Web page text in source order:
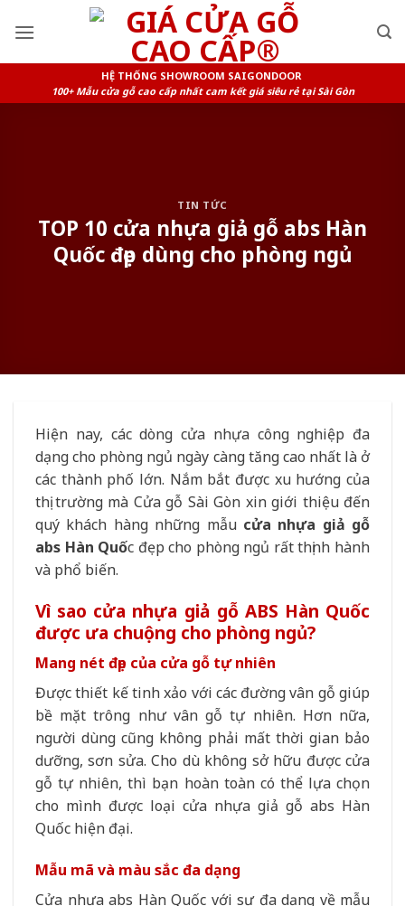
HỆ THỐNG SHOWROOM SAIGONDOOR
100+ Mẫu cửa gỗ cao cấp nhất cam kết giá siêu rẻ tại Sài Gòn
TIN TỨC
TOP 10 cửa nhựa giả gỗ abs Hàn
Quốc đẹp dùng cho phòng ngủ
Hiện nay, các dòng cửa nhựa công nghiệp đa
dạng cho phòng ngủ ngày càng tăng cao nhất là ở
các thành phố lớn. Nắm bắt được xu hướng của
thị trường mà Cửa gỗ Sài Gòn xin giới thiệu đến
quý khách hàng những mẫu cửa nhựa giả gỗ
abs Hàn Quốc đẹp cho phòng ngủ rất thịnh hành
và phổ biến.
Vì sao cửa nhựa giả gỗ ABS Hàn Quốc
được ưa chuộng cho phòng ngủ?
Mang nét đẹp của cửa gỗ tự nhiên
Được thiết kế tinh xảo với các đường vân gỗ giúp
bề mặt trông như vân gỗ tự nhiên. Hơn nữa,
người dùng cũng không phải mất thời gian bảo
dưỡng, sơn sửa. Cho dù không sở hữu được cửa
gỗ tự nhiên, thì bạn hoàn toàn có thể lựa chọn
cho mình được loại cửa nhựa giả gỗ abs Hàn
Quốc hiện đại.
Mẫu mã và màu sắc đa dạng
Cửa nhựa abs Hàn Quốc với sự đa dạng về mẫu